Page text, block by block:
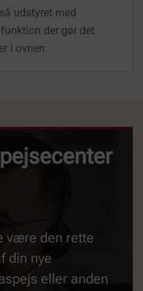
udstyret med
der gør det
i ovnen.
være den rette
din nye
eller anden